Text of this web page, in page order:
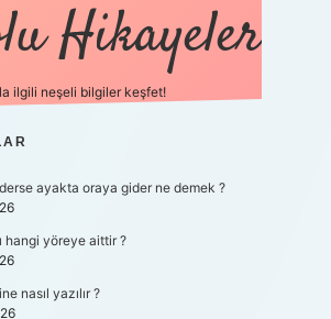
Hikayeler
ilgili neşeli bilgiler keşfet!
ayakta oraya gider ne demek ?
hangi yöreye aittir ?
nasıl yazılır ?